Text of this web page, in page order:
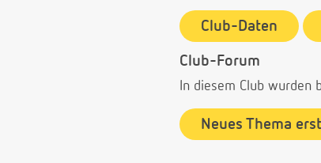
Club-Daten
Club-Forum
In diesem Club
Neues Thema